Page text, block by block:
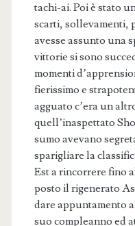
tachi-ai. Poi è stato
scarti, sollevamenti,
avesse assunto una
vittorie si sono
momenti
fierissimo e
agguato c’era un
quell’inaspettato
sumo avevano
sparigliare la
Est a rincorrere fino
posto il rigenerato
dare appuntamento
suo compleanno ed